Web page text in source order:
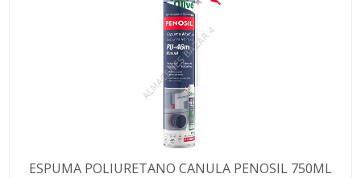
ESPUMA POLIURETANO CANULA PENOSIL 750ML